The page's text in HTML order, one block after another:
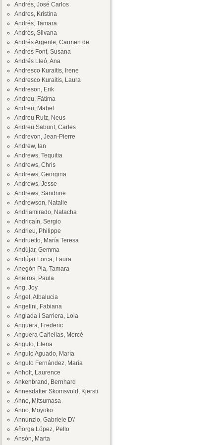
Andrés, José Carlos
Andres, Kristina
Andrés, Tamara
Andrés, Silvana
Andrés Argente, Carmen de
Andrès Font, Susana
Andrés Lleó, Ana
Andresco Kuraitis, Irene
Andresco Kuraitis, Laura
Andreson, Erik
Andreu, Fátima
Andreu, Mabel
Andreu Ruiz, Neus
Andreu Saburit, Carles
Andrevon, Jean-Pierre
Andrew, Ian
Andrews, Tequitia
Andrews, Chris
Andrews, Georgina
Andrews, Jesse
Andrews, Sandrine
Andrewson, Natalie
Andriamirado, Natacha
Andricaín, Sergio
Andrieu, Philippe
Andruetto, María Teresa
Andújar, Gemma
Andújar Lorca, Laura
Anegón Pla, Tamara
Aneiros, Paula
Ang, Joy
Ángel, Albalucia
Angelini, Fabiana
Anglada i Sarriera, Lola
Anguera, Frederic
Anguera Cañellas, Mercè
Angulo, Elena
Angulo Aguado, María
Angulo Fernández, María
Anholt, Laurence
Ankenbrand, Bernhard
Annesdatter Skomsvold, Kjersti
Anno, Mitsumasa
Anno, Moyoko
Annunzio, Gabriele D\'
Añorga López, Pello
Ansón, Marta